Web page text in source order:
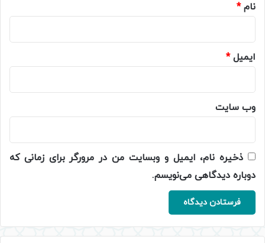
نام*
ایمیل*
وب‌ سایت
ذخیره نام، ایمیل و وبسایت من در مرورگر برای زمانی که
دوباره دیدگاهی می‌نویسم.